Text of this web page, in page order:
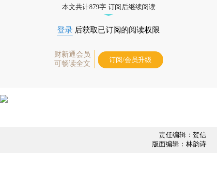
本文共计879字 订阅后继续阅读
登录 后获取已订阅的阅读权限
财新通会员
可畅读全文
订阅/会员升级
责任编辑：贺信
版面编辑：林韵诗